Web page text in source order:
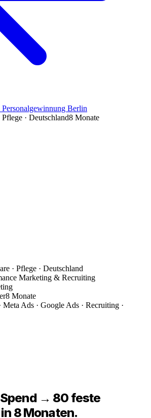
Personalgewinnung Berlin
Pflege · Deutschland8 Monate
· Pflege · Deutschland
Marketing & Recruiting
8 Monate
Meta Ads · Google Ads · Recruiting ·
→ 80 feste
8 Monaten.